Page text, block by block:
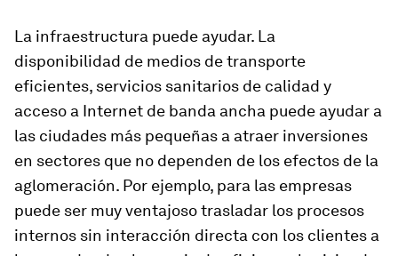
La infraestructura puede ayudar. La
disponibilidad de medios de transporte
eficientes, servicios sanitarios de calidad y
acceso a Internet de banda ancha puede ayudar a
las ciudades más pequeñas a atraer inversiones
en sectores que no dependen de los efectos de la
aglomeración. Por ejemplo, para las empresas
puede ser muy ventajoso trasladar los procesos
internos sin interacción directa con los clientes a